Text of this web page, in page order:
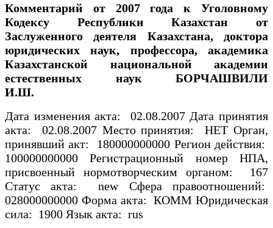
Комментарий от 2007 года к Уголовному
Кодексу Республики Казахстан от
Заслуженного деятеля Казахстана, доктора
юридических наук, профессора, академика
Казахстанской национальной академии
естественных наук БОРЧАШВИЛИ
И.Ш.
Дата изменения акта: 02.08.2007 Дата принятия
акта: 02.08.2007 Место принятия: НЕТ Орган,
принявший акт: 180000000000 Регион действия:
100000000000 Регистрационный номер НПА,
присвоенный нормотворческим органом: 167
Статус акта: new Сфера правоотношений:
028000000000 Форма акта: КОММ Юридическая
сила: 1900 Язык акта: rus